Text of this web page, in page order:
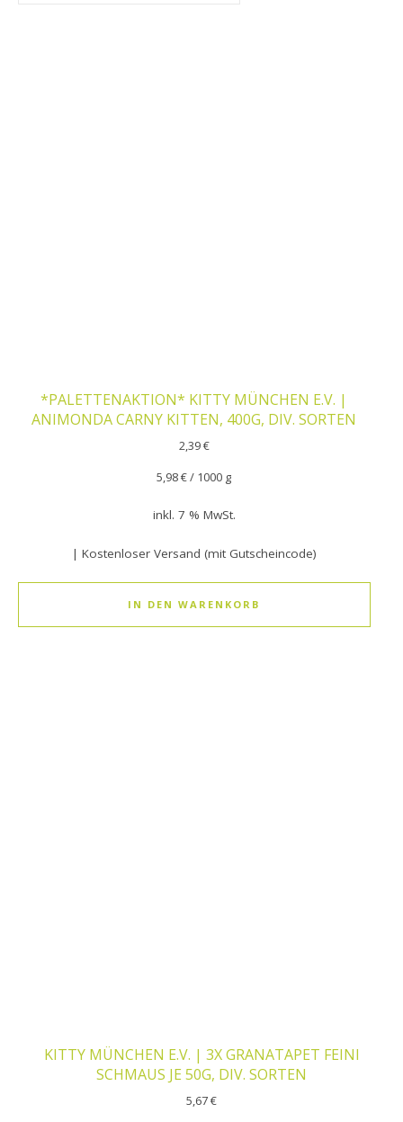
*PALETTENAKTION* KITTY MÜNCHEN E.V. |
ANIMONDA CARNY KITTEN, 400G, DIV. SORTEN
2,39€
5,98€/ 1000 g
inkl. 7 % MwSt.
| Kostenloser Versand (mit Gutscheincode)
IN DEN WARENKORB
KITTY MÜNCHEN E.V. | 3X GRANATAPET FEINI
SCHMAUS JE 50G, DIV. SORTEN
5,67€